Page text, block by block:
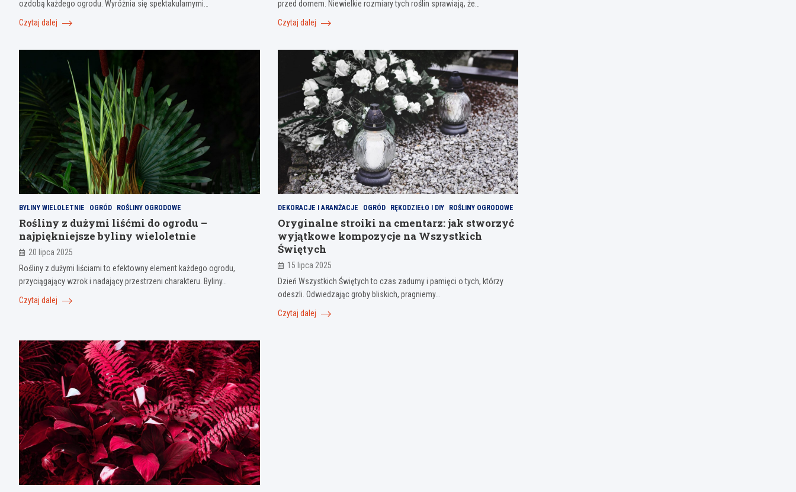
ozdobą każdego ogrodu. Wyróżnia się spektakularnymi…
Czytaj dalej
przed domem. Niewielkie rozmiary tych roślin sprawiają, że…
Czytaj dalej
BYLINY WIELOLETNIE OGRÓD ROŚLINY OGRODOWE
Rośliny z dużymi liśćmi do ogrodu –
najpiękniejsze byliny wieloletnie
20 lipca 2025
Rośliny z dużymi liściami to efektowny element każdego ogrodu,
przyciągający wzrok i nadający przestrzeni charakteru. Byliny…
Czytaj dalej
DEKORACJE I ARANŻACJE OGRÓD RĘKODZIEŁO I DIY ROŚLINY OGRODOWE
Oryginalne stroiki na cmentarz: jak stworzyć
wyjątkowe kompozycje na Wszystkich
Świętych
15 lipca 2025
Dzień Wszystkich Świętych to czas zadumy i pamięci o tych, którzy
odeszli. Odwiedzając groby bliskich, pragniemy…
Czytaj dalej